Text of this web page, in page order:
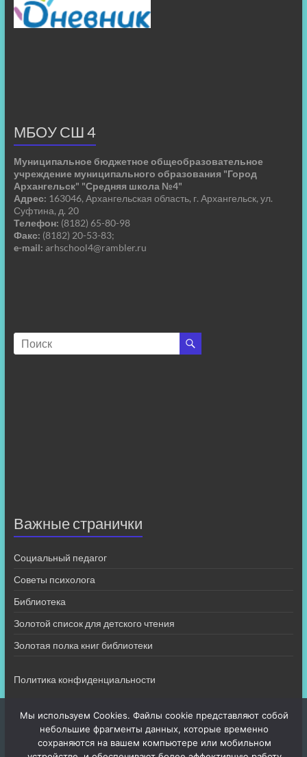
МБОУ СШ 4
Муниципальное бюджетное общеобразовательное
учреждение муниципального образования "Город
Архангельск" "Средняя школа №4"
Адрес: 163046, Архангельская область, г. Архангельск, ул.
Суфтина, д. 20
Телефон: (8182) 65-80-98
Факс: (8182) 20-53-83;
e-mail: arhschool4@rambler.ru
Важные странички
Социальный педагог
Советы психолога
Библиотека
Золотой список для детского чтения
Золотая полка книг библиотеки
Политика конфиденциальности
Мы используем Cookies. Файлы cookie представляют собой
небольшие фрагменты данных, которые временно
сохраняются на вашем компьютере или мобильном